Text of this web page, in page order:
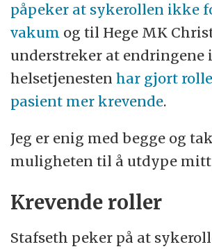
påpeker at sykerollen ikke
vakum og til Hege MK
understreker at endringene i
helsetjenestenhar gjort
pasient mer krevende.
Jeg er enig med begge og
muligheten til å utdype mitt
Krevende roller
Stafseth peker på at